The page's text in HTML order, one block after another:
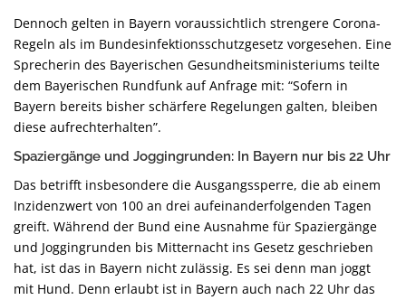
Dennoch gelten in Bayern voraussichtlich strengere Corona-
Regeln als im Bundesinfektionsschutzgesetz vorgesehen. Eine
Sprecherin des Bayerischen Gesundheitsministeriums teilte
dem Bayerischen Rundfunk auf Anfrage mit: “Sofern in
Bayern bereits bisher schärfere Regelungen galten, bleiben
diese aufrechterhalten”.
Spaziergänge und Joggingrunden: In Bayern nur bis 22 Uhr
Das betrifft insbesondere die Ausgangssperre, die ab einem
Inzidenzwert von 100 an drei aufeinanderfolgenden Tagen
greift. Während der Bund eine Ausnahme für Spaziergänge
und Joggingrunden bis Mitternacht ins Gesetz geschrieben
hat, ist das in Bayern nicht zulässig. Es sei denn man joggt
mit Hund. Denn erlaubt ist in Bayern auch nach 22 Uhr das